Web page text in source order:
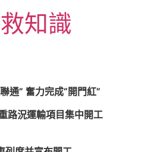
知識
” 奮力完成“開門紅”
況運輸項目集中開工